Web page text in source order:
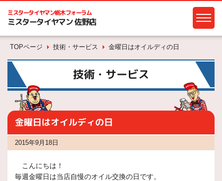
ミスタータイヤマン栃木フォーラム
ミスタータイヤマン 佐野店
TOPページ 技術・サービス 金曜日はオイルディの日
技術・サービス
金曜日はオイルディの日
2015年9月18日
こんにちは！
毎週金曜日は当店自慢のオイル交換の日です。